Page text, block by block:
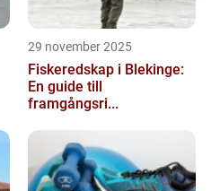
29 november 2025
Fiskeredskap i Blekinge:
En guide till
framgångsri...